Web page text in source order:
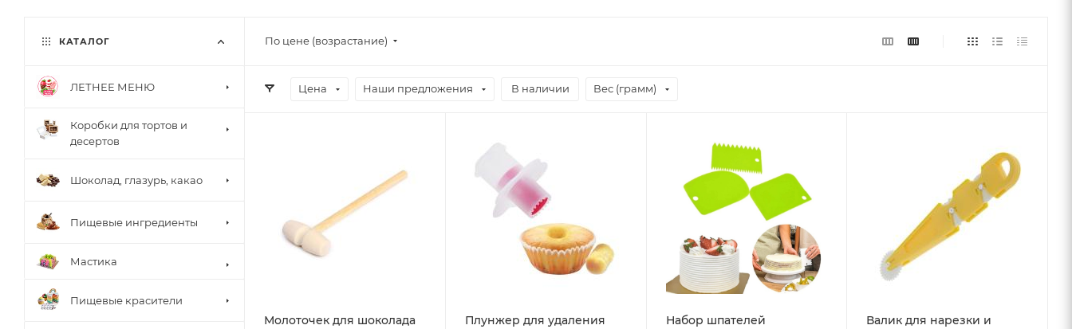
По цене (возрастание)
Цена Наши предложения В наличии Вес (грамм)
Молоточек для шоколада
Плунжер для удаления
Набор шпателей
Валик для нарезки и
КАТАЛОГ
ЛЕТНЕЕ МЕНЮ
Коробки для тортов и
десертов
Шоколад, глазурь, какао
Пищевые ингредиенты
Мастика
Пищевые красители